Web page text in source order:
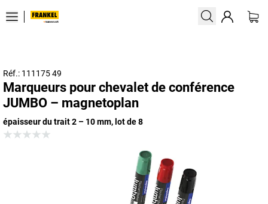
Réf.: 111175 49
Marqueurs pour chevalet de conférence
JUMBO – magnetoplan
épaisseur du trait 2 – 10 mm, lot de 8